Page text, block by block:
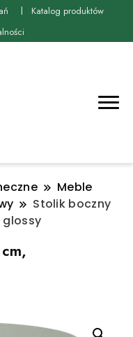
Katalog produktów
Meble
Stolik boczny
glossy